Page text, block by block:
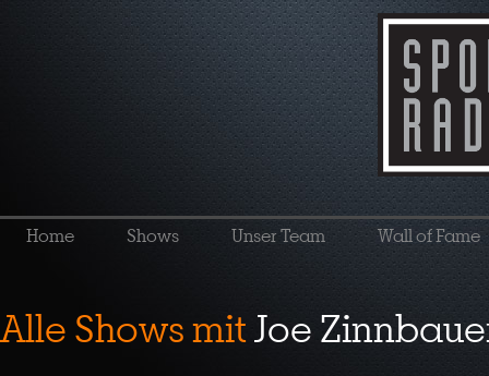
Home Shows Unser Team Wall of Fame
Alle Shows mitJoe